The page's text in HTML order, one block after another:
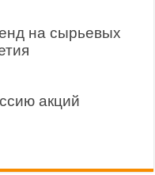
на сырьевых
акций